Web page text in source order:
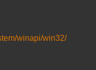
winapi/win32/